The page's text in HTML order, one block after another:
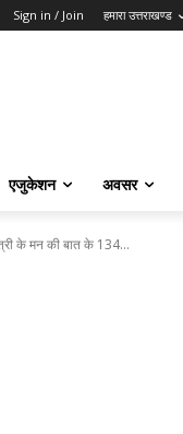
Sign in / Join हमारा उत्तराखण्ड
एजुकेशन अवसर
के मन की बात के 134...